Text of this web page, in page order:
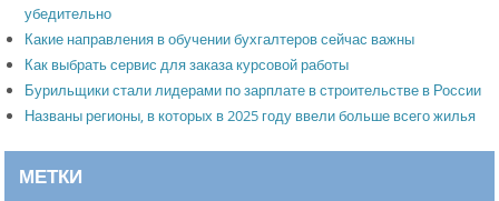
убедительно
Какие направления в обучении бухгалтеров сейчас важны
Как выбрать сервис для заказа курсовой работы
Бурильщики стали лидерами по зарплате в строительстве в России
Названы регионы, в которых в 2025 году ввели больше всего жилья
МЕТКИ